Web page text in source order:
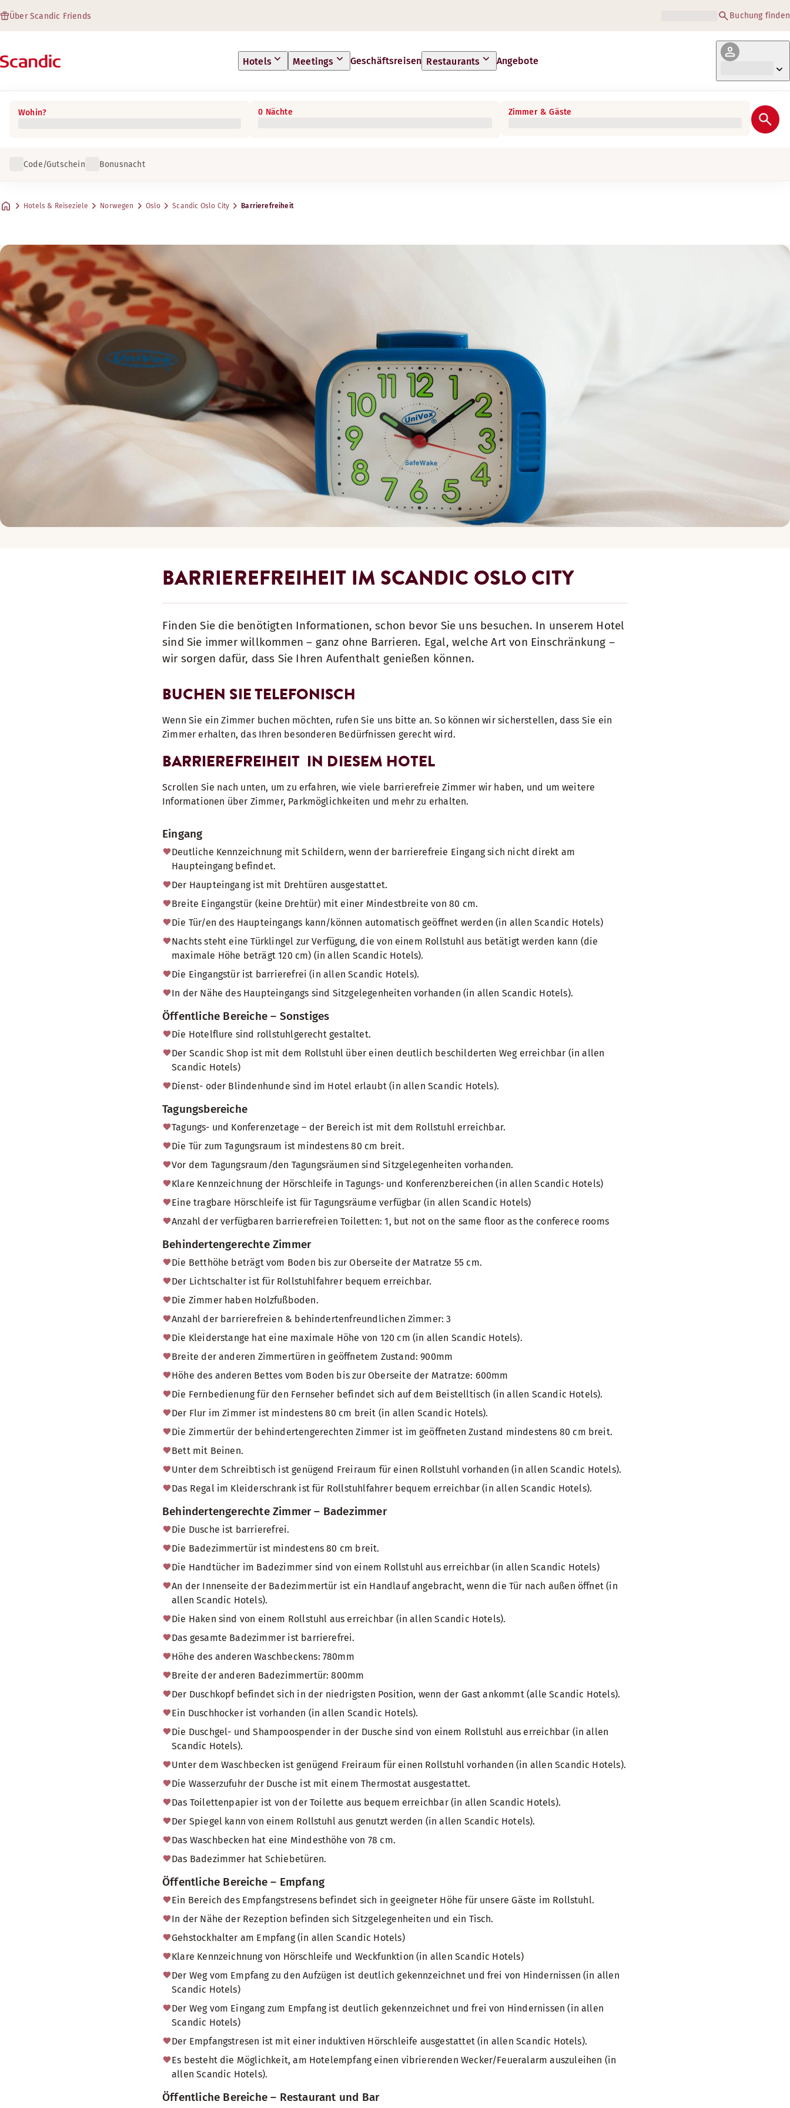
Über Scandic Friends Buchung finden
Hotels Meetings Geschäftsreisen Restaurants Angebote
Wohin? 0 Nächte Zimmer & Gäste
Code/Gutschein Bonusnacht
Hotels & Reiseziele Norwegen Oslo Scandic Oslo City Barrierefreiheit
BARRIEREFREIHEIT IM SCANDIC OSLO CITY
Finden Sie die benötigten Informationen, schon bevor Sie uns besuchen. In unserem Hotel
sind Sie immer willkommen – ganz ohne Barrieren. Egal, welche Art von Einschränkung –
wir sorgen dafür, dass Sie Ihren Aufenthalt genießen können.
BUCHEN SIE TELEFONISCH
Wenn Sie ein Zimmer buchen möchten, rufen Sie uns bitte an. So können wir sicherstellen, dass Sie ein
Zimmer erhalten, das Ihren besonderen Bedürfnissen gerecht wird.
BARRIEREFREIHEIT IN DIESEM HOTEL
Scrollen Sie nach unten, um zu erfahren, wie viele barrierefreie Zimmer wir haben, und um weitere
Informationen über Zimmer, Parkmöglichkeiten und mehr zu erhalten.
Eingang
Deutliche Kennzeichnung mit Schildern, wenn der barrierefreie Eingang sich nicht direkt am
Haupteingang befindet.
Der Haupteingang ist mit Drehtüren ausgestattet.
Breite Eingangstür (keine Drehtür) mit einer Mindestbreite von 80 cm.
Die Tür/en des Haupteingangs kann/können automatisch geöffnet werden (in allen Scandic Hotels)
Nachts steht eine Türklingel zur Verfügung, die von einem Rollstuhl aus betätigt werden kann (die
maximale Höhe beträgt 120 cm) (in allen Scandic Hotels).
Die Eingangstür ist barrierefrei (in allen Scandic Hotels).
In der Nähe des Haupteingangs sind Sitzgelegenheiten vorhanden (in allen Scandic Hotels).
Öffentliche Bereiche – Sonstiges
Die Hotelflure sind rollstuhlgerecht gestaltet.
Der Scandic Shop ist mit dem Rollstuhl über einen deutlich beschilderten Weg erreichbar (in allen
Scandic Hotels)
Dienst- oder Blindenhunde sind im Hotel erlaubt (in allen Scandic Hotels).
Tagungsbereiche
Tagungs- und Konferenzetage – der Bereich ist mit dem Rollstuhl erreichbar.
Die Tür zum Tagungsraum ist mindestens 80 cm breit.
Vor dem Tagungsraum/den Tagungsräumen sind Sitzgelegenheiten vorhanden.
Klare Kennzeichnung der Hörschleife in Tagungs- und Konferenzbereichen (in allen Scandic Hotels)
Eine tragbare Hörschleife ist für Tagungsräume verfügbar (in allen Scandic Hotels)
Anzahl der verfügbaren barrierefreien Toiletten: 1, but not on the same floor as the conferece rooms
Behindertengerechte Zimmer
Die Betthöhe beträgt vom Boden bis zur Oberseite der Matratze 55 cm.
Der Lichtschalter ist für Rollstuhlfahrer bequem erreichbar.
Die Zimmer haben Holzfußboden.
Anzahl der barrierefreien & behindertenfreundlichen Zimmer: 3
Die Kleiderstange hat eine maximale Höhe von 120 cm (in allen Scandic Hotels).
Breite der anderen Zimmertüren in geöffnetem Zustand: 900mm
Höhe des anderen Bettes vom Boden bis zur Oberseite der Matratze: 600mm
Die Fernbedienung für den Fernseher befindet sich auf dem Beistelltisch (in allen Scandic Hotels).
Der Flur im Zimmer ist mindestens 80 cm breit (in allen Scandic Hotels).
Die Zimmertür der behindertengerechten Zimmer ist im geöffneten Zustand mindestens 80 cm breit.
Bett mit Beinen.
Unter dem Schreibtisch ist genügend Freiraum für einen Rollstuhl vorhanden (in allen Scandic Hotels).
Das Regal im Kleiderschrank ist für Rollstuhlfahrer bequem erreichbar (in allen Scandic Hotels).
Behindertengerechte Zimmer – Badezimmer
Die Dusche ist barrierefrei.
Die Badezimmertür ist mindestens 80 cm breit.
Die Handtücher im Badezimmer sind von einem Rollstuhl aus erreichbar (in allen Scandic Hotels)
An der Innenseite der Badezimmertür ist ein Handlauf angebracht, wenn die Tür nach außen öffnet (in
allen Scandic Hotels).
Die Haken sind von einem Rollstuhl aus erreichbar (in allen Scandic Hotels).
Das gesamte Badezimmer ist barrierefrei.
Höhe des anderen Waschbeckens: 780mm
Breite der anderen Badezimmertür: 800mm
Der Duschkopf befindet sich in der niedrigsten Position, wenn der Gast ankommt (alle Scandic Hotels).
Ein Duschhocker ist vorhanden (in allen Scandic Hotels).
Die Duschgel- und Shampoospender in der Dusche sind von einem Rollstuhl aus erreichbar (in allen
Scandic Hotels).
Unter dem Waschbecken ist genügend Freiraum für einen Rollstuhl vorhanden (in allen Scandic Hotels).
Die Wasserzufuhr der Dusche ist mit einem Thermostat ausgestattet.
Das Toilettenpapier ist von der Toilette aus bequem erreichbar (in allen Scandic Hotels).
Der Spiegel kann von einem Rollstuhl aus genutzt werden (in allen Scandic Hotels).
Das Waschbecken hat eine Mindesthöhe von 78 cm.
Das Badezimmer hat Schiebetüren.
Öffentliche Bereiche – Empfang
Ein Bereich des Empfangstresens befindet sich in geeigneter Höhe für unsere Gäste im Rollstuhl.
In der Nähe der Rezeption befinden sich Sitzgelegenheiten und ein Tisch.
Gehstockhalter am Empfang (in allen Scandic Hotels)
Klare Kennzeichnung von Hörschleife und Weckfunktion (in allen Scandic Hotels)
Der Weg vom Empfang zu den Aufzügen ist deutlich gekennzeichnet und frei von Hindernissen (in allen
Scandic Hotels)
Der Weg vom Eingang zum Empfang ist deutlich gekennzeichnet und frei von Hindernissen (in allen
Scandic Hotels)
Der Empfangstresen ist mit einer induktiven Hörschleife ausgestattet (in allen Scandic Hotels).
Es besteht die Möglichkeit, am Hotelempfang einen vibrierenden Wecker/Feueralarm auszuleihen (in
allen Scandic Hotels).
Öffentliche Bereiche – Restaurant und Bar